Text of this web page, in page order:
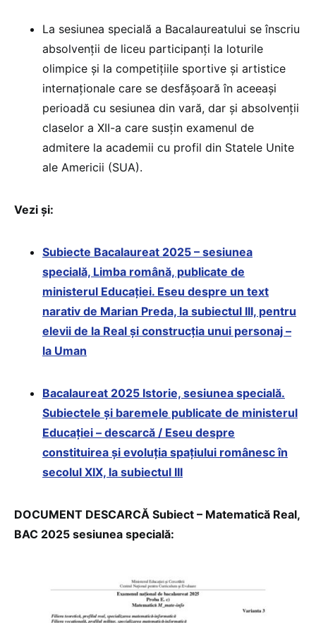
La sesiunea specială a Bacalaureatului se înscriu
absolvenții de liceu participanți la loturile
olimpice și la competițiile sportive și artistice
internaționale care se desfășoară în aceeași
perioadă cu sesiunea din vară, dar și absolvenții
claselor a XII-a care susțin examenul de
admitere la academii cu profil din Statele Unite
ale Americii (SUA).
Vezi și:
Subiecte Bacalaureat 2025 – sesiunea
specială, Limba română, publicate de
ministerul Educației. Eseu despre un text
narativ de Marian Preda, la subiectul III, pentru
elevii de la Real și construcția unui personaj –
la Uman
Bacalaureat 2025 Istorie, sesiunea specială.
Subiectele și baremele publicate de ministerul
Educației – descarcă / Eseu despre
constituirea și evoluția spațiului românesc în
secolul XIX, la subiectul III
DOCUMENT DESCARCĂ Subiect – Matematică Real,
BAC 2025 sesiunea specială: